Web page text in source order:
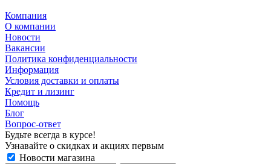
Компания
О компании
Новости
Вакансии
Политика конфиденциальности
Информация
Условия доставки и оплаты
Кредит и лизинг
Помощь
Блог
Вопрос-ответ
Будьте всегда в курсе!
Узнавайте о скидках и акциях первым
Новости магазина